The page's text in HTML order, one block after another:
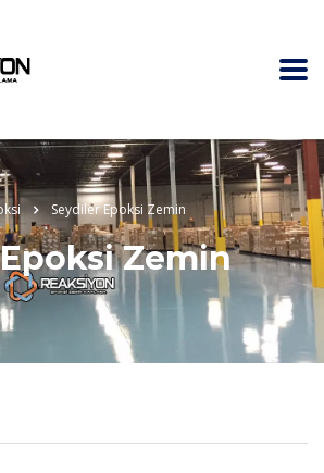
Seydiler Epoksi Zemin
Zemin